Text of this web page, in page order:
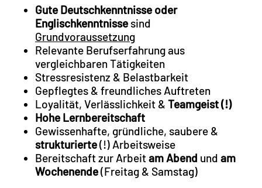
Gute Deutschkenntnisse oder
Englischkenntnissesind
Grundvoraussetzung
Relevante Berufserfahrung aus
vergleichbaren Tätigkeiten
Stressresistenz & Belastbarkeit
Gepflegtes & freundliches Auftreten
Loyalität, Verlässlichkeit & Teamgeist (!)
Hohe Lernbereitschaft
Gewissenhafte, gründliche, saubere &
strukturierte(!) Arbeitsweise
Bereitschaft zur Arbeitam Abend und am
Wochenende(Freitag & Samstag)